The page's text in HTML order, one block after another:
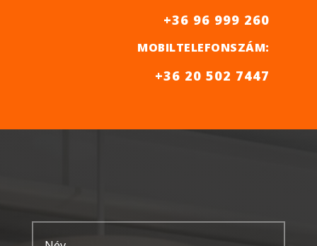
+36 96 999 260
MOBILTELEFONSZÁM:
+36 20 502 7447